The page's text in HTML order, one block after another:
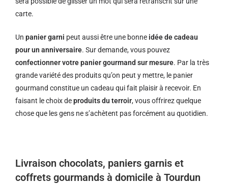
carte.
Un panier garni peut aussi être une bonne idée de cadeau
pour un anniversaire. Sur demande, vous pouvez
confectionner votre panier gourmand sur mesure. Par la très
grande variété des produits qu’on peut y mettre, le panier
gourmand constitue un cadeau qui fait plaisir à recevoir. En
faisant le choix deproduits du terroir, vous offrirez quelque
chose que les gens ne s’achètent pas forcément au quotidien.
Livraison chocolats, paniers garnis et
coffrets gourmands à domicile à Tourdun